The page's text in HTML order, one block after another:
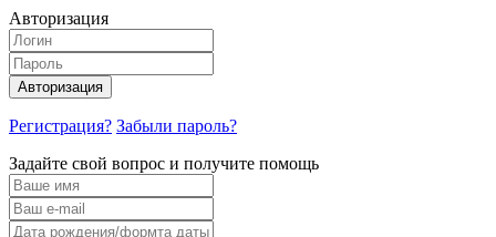
Авторизация
Авторизация
Регистрация? Забыли пароль?
Задайте свой вопрос и получите помощь